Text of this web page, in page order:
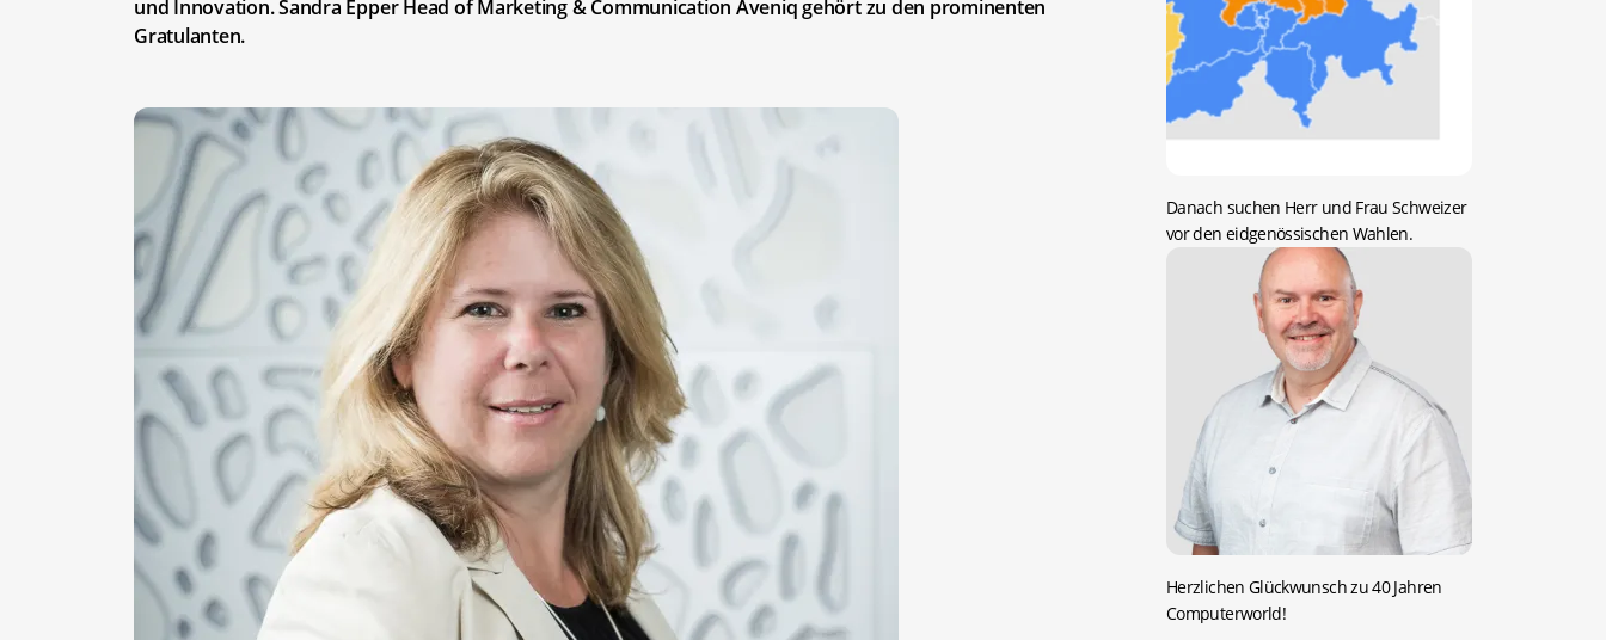
und Innovation. Sandra Epper Head of Marketing & Communication Aveniq gehört zu den prominenten
Gratulanten.
Danach suchen Herr und Frau Schweizer
vor den eidgenössischen Wahlen.
Herzlichen Glückwunsch zu 40 Jahren
Computerworld!